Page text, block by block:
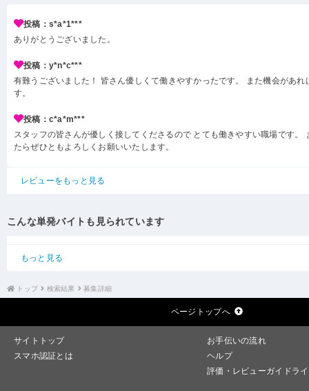
投稿：s*a*1***
ありがとうございました。
投稿：y*n*c***
有難うございました！ 皆さん優しくて働きやすかったです。 また機会があれ
す。
投稿：c*a*m***
スタッフの皆さんが優しく接してくださるので とても働きやすい職場です。
たらぜひともよろしくお願いいたします。
レビューをもっと見る
こんな単発バイトも見られています
もっと見る
トップ 検索結果 募集詳細
ページトップへ
サイトトップ
お手伝いの流れ
スマホ認証とは
ヘルプ
評価・レビューガイドラ